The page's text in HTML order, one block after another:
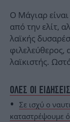
Ο Μάγιαρ
από την ελίτ,
λαϊκής
φιλελεύθερος,
λαϊκιστής.
ΟΛΕΣ ΟΙ ΕΙΔΗΣΕΙΣ
Σε ισχύ ο
καταστρέψουμε